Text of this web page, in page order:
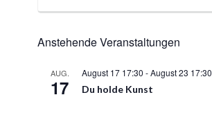
Anstehende Veranstaltungen
AUG.
17
August 17 17:30 -August 23 17:30
Du holde Kunst